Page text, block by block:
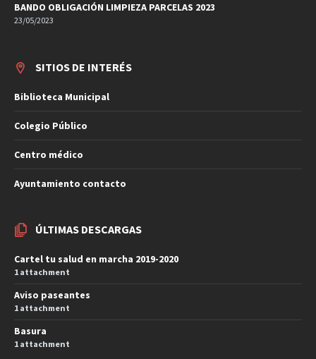
BANDO OBLIGACIÓN LIMPIEZA PARCELAS 2023
23/05/2023
SITIOS DE INTERÉS
Biblioteca Municipal
Colegio Público
Centro médico
Ayuntamiento contacto
ÚLTIMAS DESCARGAS
Cartel tu salud en marcha 2019-2020
1 attachment
Aviso paseantes
1 attachment
Basura
1 attachment